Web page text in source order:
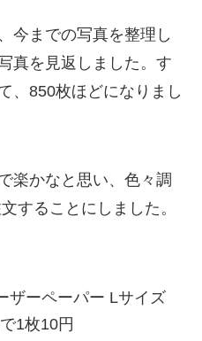
今までの写真を整理し
真を見返しました。す
、850枚ほどになりまし
楽かなと思い、色々調
することにしました。
ザーペーパー Lサイズ
1枚10円